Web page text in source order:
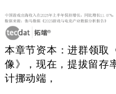
本章节资本：进群领取
像》，现在，提拔留存
计挪动端，